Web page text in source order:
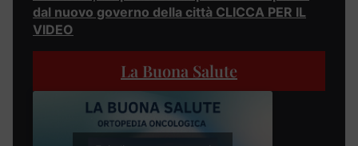
dal nuovo governo della città CLICCA PER IL
VIDEO
La Buona Salute